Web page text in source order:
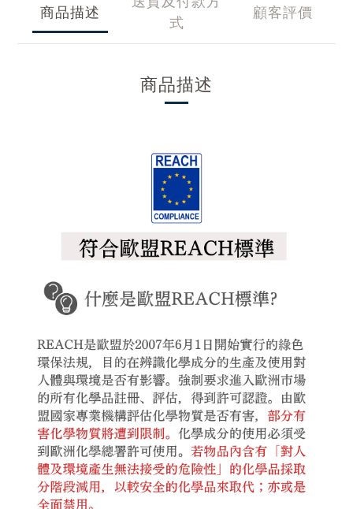
商品描述
式
顧客評價
商品描述